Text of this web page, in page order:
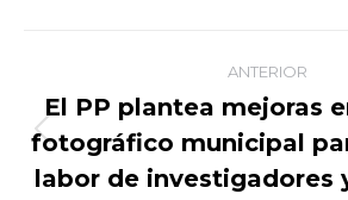
Navegación
entre
publicaciones
ANTERIOR
anterior:
El PP plantea mejoras
fotográfico municipal
labor de investigadores